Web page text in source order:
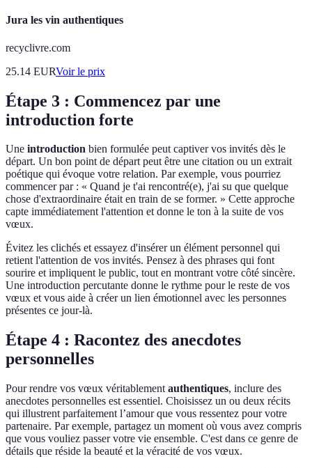
Jura les vin authentiques
recyclivre.com
25.14 EURVoir le prix
Étape 3 : Commencez par une
introduction forte
Une introduction bien formulée peut captiver vos invités dès le
départ. Un bon point de départ peut être une citation ou un extrait
poétique qui évoque votre relation. Par exemple, vous pourriez
commencer par : « Quand je t'ai rencontré(e), j'ai su que quelque
chose d'extraordinaire était en train de se former. » Cette approche
capte immédiatement l'attention et donne le ton à la suite de vos
vœux.
Évitez les clichés et essayez d'insérer un élément personnel qui
retient l'attention de vos invités. Pensez à des phrases qui font
sourire et impliquent le public, tout en montrant votre côté sincère.
Une introduction percutante donne le rythme pour le reste de vos
vœux et vous aide à créer un lien émotionnel avec les personnes
présentes ce jour-là.
Étape 4 : Racontez des anecdotes
personnelles
Pour rendre vos vœux véritablement authentiques, inclure des
anecdotes personnelles est essentiel. Choisissez un ou deux récits
qui illustrent parfaitement l’amour que vous ressentez pour votre
partenaire. Par exemple, partagez un moment où vous avez compris
que vous vouliez passer votre vie ensemble. C'est dans ce genre de
détails que réside la beauté et la véracité de vos vœux.